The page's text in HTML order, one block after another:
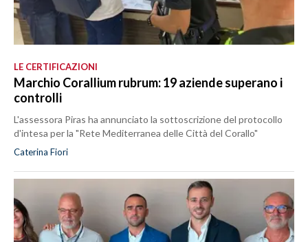
LE CERTIFICAZIONI
Marchio Corallium rubrum: 19 aziende superano i
controlli
L'assessora Piras ha annunciato la sottoscrizione del protocollo
d'intesa per la "Rete Mediterranea delle Città del Corallo"
Caterina Fiori